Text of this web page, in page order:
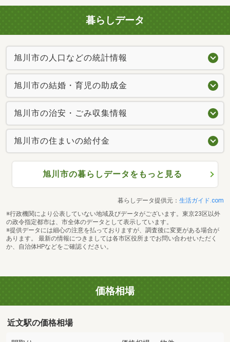
暮らしデータ
旭川市の人口などの統計情報
旭川市の結婚・育児の助成金
旭川市の治安・ごみ収集情報
旭川市の住まいの給付金
旭川市の暮らしデータをもっと見る
暮らしデータ提供元： 生活ガイド.com
※行政機関により公表していない地域及びデータがございます。東京23区以外
の政令指定都市は、市全体のデータとして表示しています。
※提供データには細心の注意を払っておりますが、調査後に変更がある場合が
あります。 最新の情報につきましては各市区役所までお問い合わせいただく
か、自治体HPなどをご確認ください。
価格相場
近文駅の価格相場